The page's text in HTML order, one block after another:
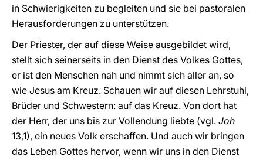
in Schwierigkeiten zu begleiten und sie bei pastoralen
Herausforderungen zu unterstützen.
Der Priester, der auf diese Weise ausgebildet wird,
stellt sich seinerseits in den Dienst des Volkes Gottes,
er ist den Menschen nah und nimmt sich aller an, so
wie Jesus am Kreuz. Schauen wir auf diesen Lehrstuhl,
Brüder und Schwestern: auf das Kreuz. Von dort hat
der Herr, der uns bis zur Vollendung liebte (vgl. Joh
13,1), ein neues Volk erschaffen. Und auch wir bringen
das Leben Gottes hervor, wenn wir uns in den Dienst